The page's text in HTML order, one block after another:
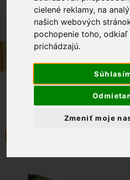
cielené reklamy, na
našich webových
pochopenie toho, odkiaľ
prichádzajú.
Zmeniť moje
OBCHOD
VÝROBKY
OBLIEČKA NA MALÝ
VYŠÍVANÝM MOTÍVOM